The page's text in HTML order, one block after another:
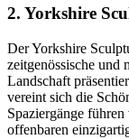
2. Yorkshire
Der Yorkshire
zeitgenössische und
Landschaft
vereint sich die
Spaziergänge
offenbaren